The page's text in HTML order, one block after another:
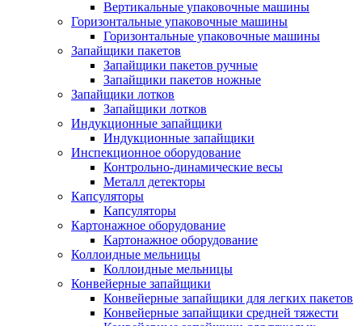
Вертикальные упаковочные машины
Горизонтальные упаковочные машины
Горизонтальные упаковочные машины
Запайщики пакетов
Запайщики пакетов ручные
Запайщики пакетов ножные
Запайщики лотков
Запайщики лотков
Индукционные запайщики
Индукционные запайщики
Инспекционное оборудование
Контрольно-динамические весы
Металл детекторы
Капсуляторы
Капсуляторы
Картонажное оборудование
Картонажное оборудование
Коллоидные мельницы
Коллоидные мельницы
Конвейерные запайщики
Конвейерные запайщики для легких пакетов
Конвейерные запайщики средней тяжести